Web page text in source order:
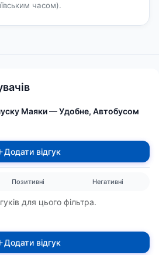
часом).
Маяки — Удобне, Автобусом
Додати відгук
Позитивні Негативні
для цього фільтра.
Додати відгук